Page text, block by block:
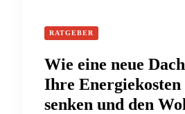
RATGEBER
Wie eine neue
Ihre
senken und den